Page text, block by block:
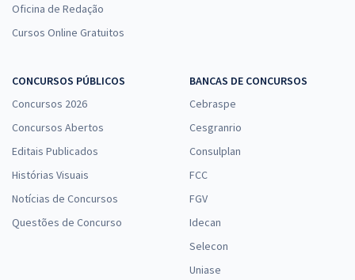
Oficina de Redação
Cursos Online Gratuitos
CONCURSOS PÚBLICOS
Concursos 2026
Concursos Abertos
Editais Publicados
Histórias Visuais
Notícias de Concursos
Questões de Concurso
BANCAS DE CONCURSOS
Cebraspe
Cesgranrio
Consulplan
FCC
FGV
Idecan
Selecon
Uniase